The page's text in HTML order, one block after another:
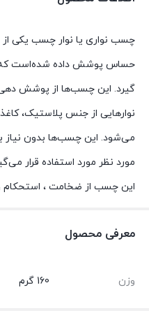
چسب نواری یا نوار چسب یکی
حساس پوشش داده شده‌است که
گیرد. این چسب‌ها از پوشش
نوارهایی از جنس پلاستیک،
می‌شود. این چسب‌ها بدون نیاز
مورد نظر مورد استفاده قرار
این چسب از ضخامت ، استحکام
معرفی محصول
وزن 160 گرم